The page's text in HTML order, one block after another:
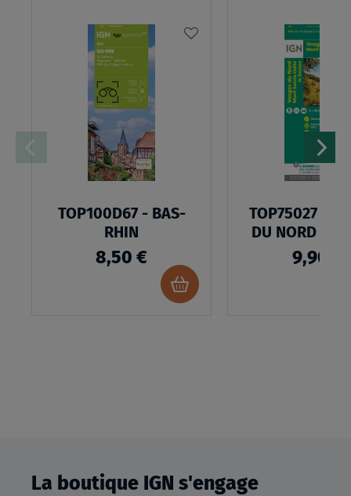
TOP100D67 - BAS-
RHIN
8,50 €
Ajouter
au
TOP75027 -
DU NORD
ODILE
9,90 €
La boutique IGN s'engage